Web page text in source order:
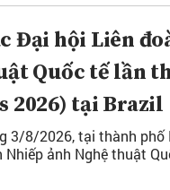
Đại hội Liên
Quốc tế lần
2026) tại Brazil
3/8/2026, tại thành phố
Nhiếp ảnh Nghệ thuật